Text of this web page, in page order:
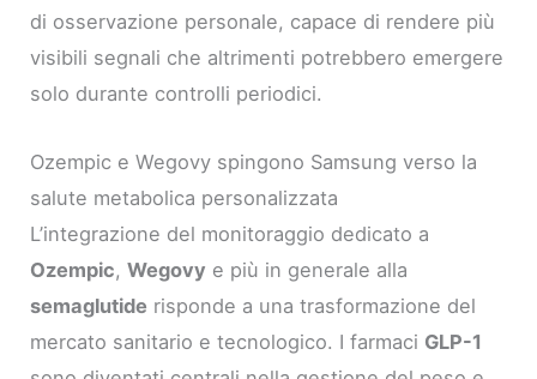
di osservazione personale, capace di rendere più
visibili segnali che altrimenti potrebbero emergere
solo durante controlli periodici.
Ozempic e Wegovy spingono Samsung verso la
salute metabolica personalizzata
L’integrazione del monitoraggio dedicato a
Ozempic,Wegovy e più in generale alla
semaglutide risponde a una trasformazione del
mercato sanitario e tecnologico. I farmaci GLP-1